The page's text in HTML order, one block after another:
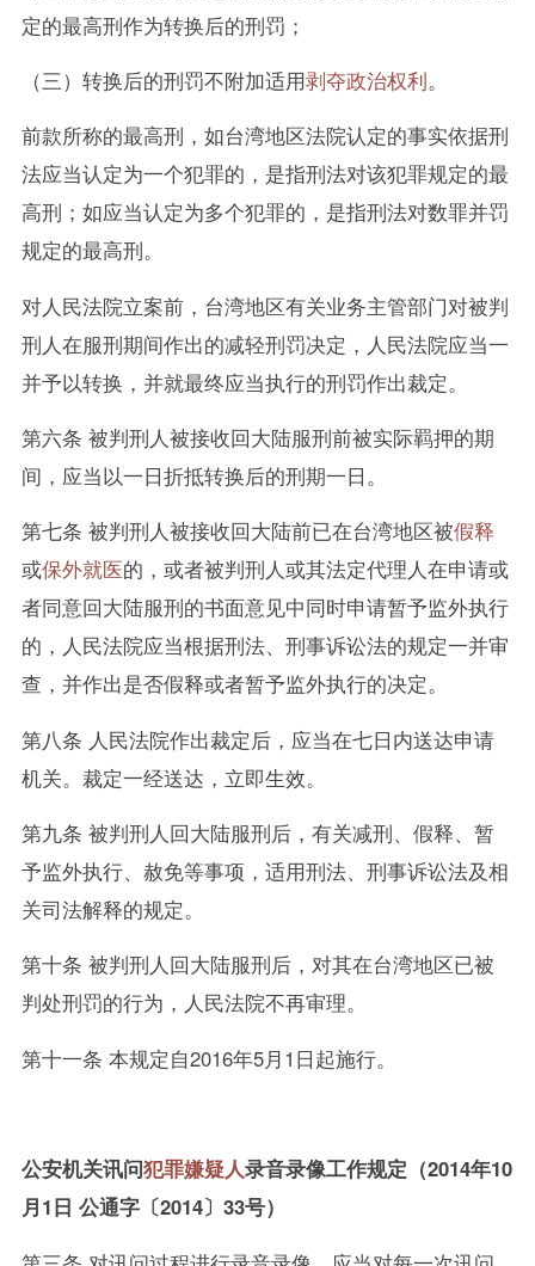
定的最高刑作为转换后的刑罚；
（三）转换后的刑罚不附加适用剥夺政治权利。
前款所称的最高刑，如台湾地区法院认定的事实依据刑
法应当认定为一个犯罪的，是指刑法对该犯罪规定的最
高刑；如应当认定为多个犯罪的，是指刑法对数罪并罚
规定的最高刑。
对人民法院立案前，台湾地区有关业务主管部门对被判
刑人在服刑期间作出的减轻刑罚决定，人民法院应当一
并予以转换，并就最终应当执行的刑罚作出裁定。
第六条 被判刑人被接收回大陆服刑前被实际羁押的期
间，应当以一日折抵转换后的刑期一日。
第七条 被判刑人被接收回大陆前已在台湾地区被假释
或保外就医的，或者被判刑人或其法定代理人在申请或
者同意回大陆服刑的书面意见中同时申请暂予监外执行
的，人民法院应当根据刑法、刑事诉讼法的规定一并审
查，并作出是否假释或者暂予监外执行的决定。
第八条 人民法院作出裁定后，应当在七日内送达申请
机关。裁定一经送达，立即生效。
第九条 被判刑人回大陆服刑后，有关减刑、假释、暂
予监外执行、赦免等事项，适用刑法、刑事诉讼法及相
关司法解释的规定。
第十条 被判刑人回大陆服刑后，对其在台湾地区已被
判处刑罚的行为，人民法院不再审理。
第十一条 本规定自2016年5月1日起施行。
公安机关讯问犯罪嫌疑人录音录像工作规定（2014年10
月1日 公通字〔2014〕33号）